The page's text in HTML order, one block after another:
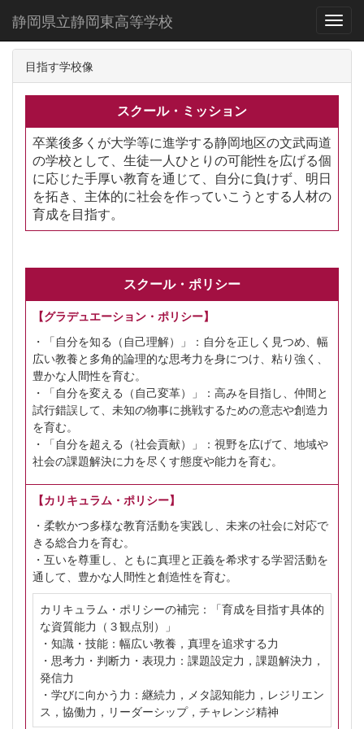
静岡県立静岡東高等学校
目指す学校像
スクール・ミッション
卒業後多くが大学等に進学する静岡地区の文武両道
の学校として、生徒一人ひとりの可能性を広げる個
に応じた手厚い教育を通じて、自分に負けず、明日
を拓き、主体的に社会を作っていこうとする人材の
育成を目指す。
スクール・ポリシー
【グラデュエーション・ポリシー】
・「自分を知る（自己理解）」：自分を正しく見つめ、幅
広い教養と多角的論理的な思考力を身につけ、粘り強く、
豊かな人間性を育む。
・「自分を変える（自己変革）」：高みを目指し、仲間と
試行錯誤して、未知の物事に挑戦するための意志や創造力
を育む。
・「自分を超える（社会貢献）」：視野を広げて、地域や
社会の課題解決に力を尽くす態度や能力を育む。
【カリキュラム・ポリシー】
・柔軟かつ多様な教育活動を実践し、未来の社会に対応で
きる総合力を育む。
・互いを尊重し、ともに真理と正義を希求する学習活動を
通して、豊かな人間性と創造性を育む。
カリキュラム・ポリシーの補完：「育成を目指す具体的
な資質能力（３観点別）」
・知識・技能：幅広い教養，真理を追求する力
・思考力・判断力・表現力：課題設定力，課題解決力，
発信力
・学びに向かう力：継続力，メタ認知能力，レジリエン
ス，協働力，リーダーシップ，チャレンジ精神